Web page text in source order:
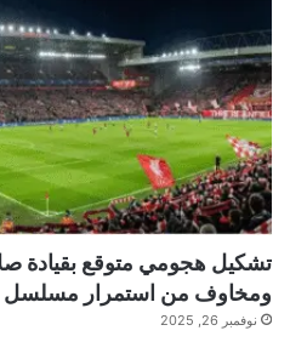
تشكيل هجومي متوقع بقيادة
ومخاوف من استمرار مسلسل
نوفمبر 26, 2025